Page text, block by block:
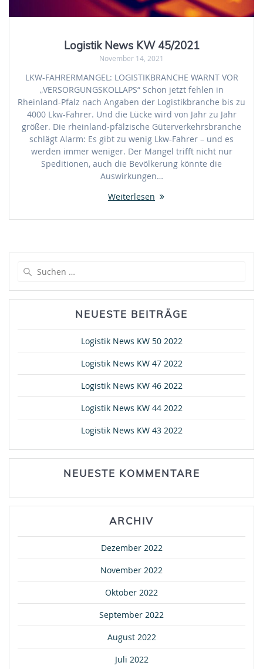
Logistik News KW 45/2021
November 14, 2021
LKW-FAHRERMANGEL: LOGISTIKBRANCHE WARNT VOR
„VERSORGUNGSKOLLAPS“ Schon jetzt fehlen in
Rheinland-Pfalz nach Angaben der Logistikbranche bis zu
4000 Lkw-Fahrer. Und die Lücke wird von Jahr zu Jahr
größer. Die rheinland-pfälzische Güterverkehrsbranche
schlägt Alarm: Es gibt zu wenig Lkw-Fahrer – und es
werden immer weniger. Der Mangel trifft nicht nur
Speditionen, auch die Bevölkerung könnte die
Auswirkungen…
Weiterlesen
NEUESTE BEITRÄGE
Logistik News KW 50 2022
Logistik News KW 47 2022
Logistik News KW 46 2022
Logistik News KW 44 2022
Logistik News KW 43 2022
NEUESTE KOMMENTARE
ARCHIV
Dezember 2022
November 2022
Oktober 2022
September 2022
August 2022
Juli 2022